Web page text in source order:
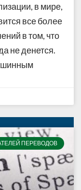
в мире,
все более
в том, что
не денется.
ПЕРЕВОДОВ